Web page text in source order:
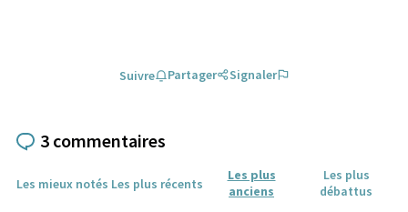
Suivre Partager Signaler
3 commentaires
Les mieux notés Les plus récents
Les plus
anciens
Les plus
débattus